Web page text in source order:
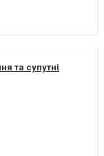
та супутні